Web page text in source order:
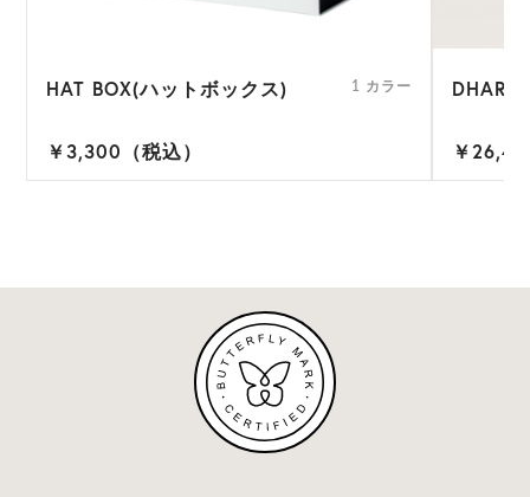
HAT BOX(ハットボックス) 1 カラー
￥3,300（税込） ￥